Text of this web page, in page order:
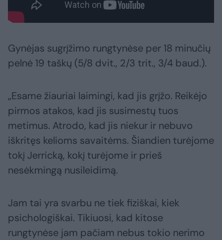
Gynėjas sugrįžimo rungtynėse per 18 minučių
pelnė 19 taškų (5/8 dvit., 2/3 trit., 3/4 baud.).
„Esame žiauriai laimingi, kad jis grįžo. Reikėjo
pirmos atakos, kad jis susimestų tuos
metimus. Atrodo, kad jis niekur ir nebuvo
iškritęs kelioms savaitėms. Šiandien turėjome
tokį Jerricką, kokį turėjome ir prieš
nesėkmingą nusileidimą.
Jam tai yra svarbu ne tiek fiziškai, kiek
psichologiškai. Tikiuosi, kad kitose
rungtynėse jam pačiam nebus tokio nerimo